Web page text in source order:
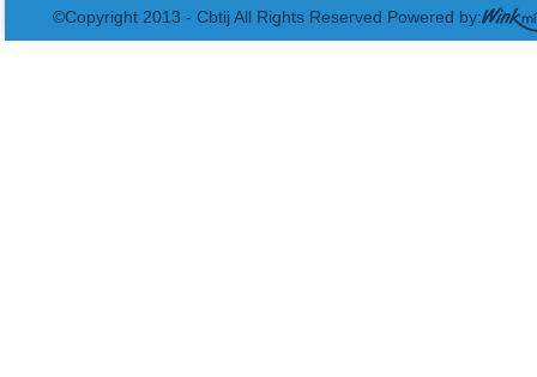
©Copyright 2013 - Cbtij All Rights Reserved Powered by: